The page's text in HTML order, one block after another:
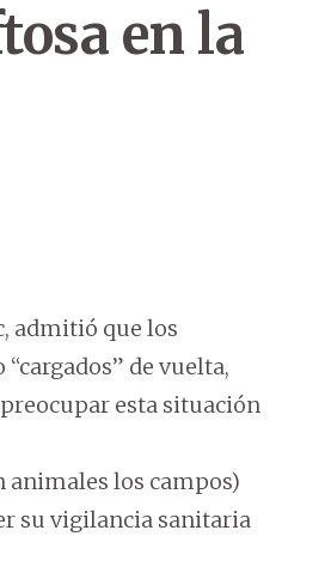
en la
admitió que los
de vuelta,
esta situación
animales los campos)
su vigilancia sanitaria